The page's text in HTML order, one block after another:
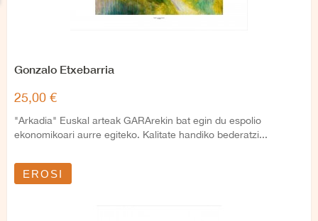
Gonzalo Etxebarria
25,00 €
"Arkadia" Euskal arteak GARArekin bat egin du espolio
ekonomikoari aurre egiteko. Kalitate handiko bederatzi...
EROSI